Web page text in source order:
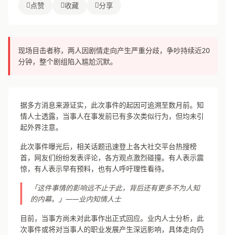
点赞 收藏 分享
现场目击者称，两人因剧情走向产生严重分歧，争吵持续近20
分钟，整个剧组陷入尴尬沉默。
据多方消息来源证实，此次事件的起因可追溯至数月前。知
情人士透露，当事人在事发前已有多次类似行为，但均未引
起外界注意。
此次事件曝光后，相关话题迅速登上各大社交平台热搜榜
首，网友们纷纷发表评论，各方观点激烈碰撞。有人表示震
惊，有人表示早有预料，也有人呼吁理性看待。
「这件事情的影响远不止于此，背后还有更多不为人知
的内幕。」——业内知情人士
目前，当事方尚未对此事作出正式回应。业内人士分析，此
次事件或将对当事人的职业发展产生深远影响，具体走向仍